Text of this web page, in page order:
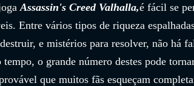
Assassin's Creed Valhalla,é fácil se
Entre vários tipos de riqueza
e mistérios para resolver, não há
tempo, o grande número destes pode
que muitos fãs esqueçam